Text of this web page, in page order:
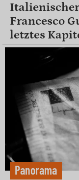
Francesco
letztes
Panorama